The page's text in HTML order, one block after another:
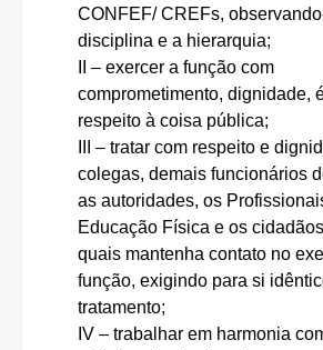
CONFEF/ CREFs,
disciplina e a hierarquia;
II – exercer a função com
comprometimento, dignidade,
respeito à coisa pública;
III – tratar com respeito e
colegas, demais funcionários
as autoridades, os
Educação Física e os
quais mantenha contato no
função, exigindo para si
tratamento;
IV – trabalhar em harmonia